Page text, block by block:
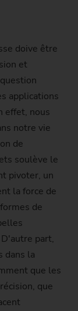
doive être
et
applications
effet, nous
notre vie
de
soulève le
pivoter, un
la force de
de
part,
dans la
que les
que